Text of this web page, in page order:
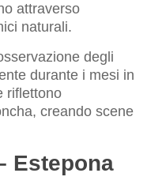
attraverso
naturali.
degli
durante i mesi in
riflettono
creando scene
Estepona